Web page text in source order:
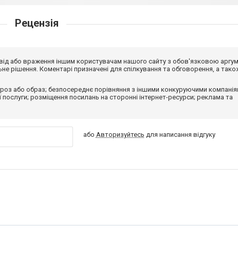
Рецензія
або враження іншим користувачам нашого сайту з обов'язковою
рішення. Коментарі призначені для спілкування та обговорення, а
або образ; безпосереднє порівняння з іншими конкуруючими
послуги; розміщення посилань на сторонні інтернет-ресурси; реклама та
або Авторизуйтесь для написання відгуку